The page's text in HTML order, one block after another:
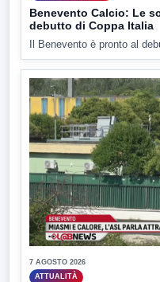
Benevento Calcio: Le
debutto di Coppa Italia
Il Benevento è pronto al
7 AGOSTO 2026
ATTUALITÀ